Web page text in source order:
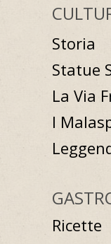
Storia
Statue
La Via
I
Ricette